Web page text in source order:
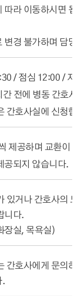
따라 이동하시면
변경 불가하며 담
/ 점심 12:00 / 저
전에 병동 간호
간호사실에 신청
제공하며 교환이
공되지 않습니다.
있거나 간호사의
니다.
장실, 목욕실)
간호사에게 문의
.